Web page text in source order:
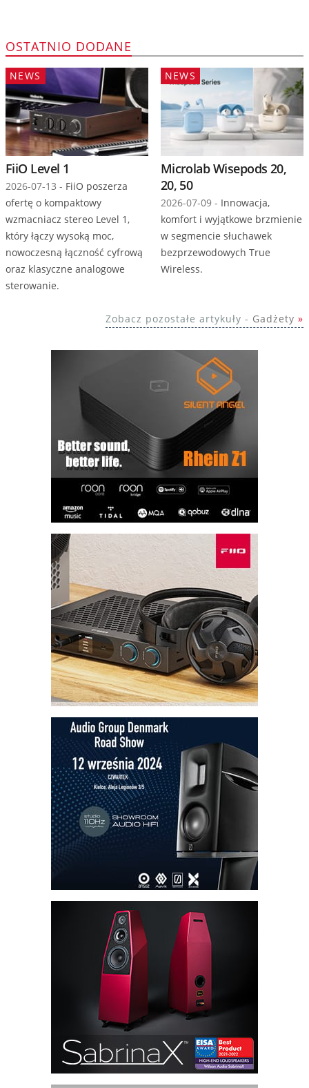
OSTATNIO DODANE
FiiO Level 1
2026-07-13 - FiiO poszerza
ofertę o kompaktowy
wzmacniacz stereo Level 1,
który łączy wysoką moc,
nowoczesną łączność cyfrową
oraz klasyczne analogowe
sterowanie.
NEWS
Microlab Wisepods 20,
20, 50
2026-07-09 - Innowacja,
komfort i wyjątkowe brzmienie
w segmencie słuchawek
bezprzewodowych True
Wireless.
NEWS
Zobacz pozostałe artykuły - Gadżety